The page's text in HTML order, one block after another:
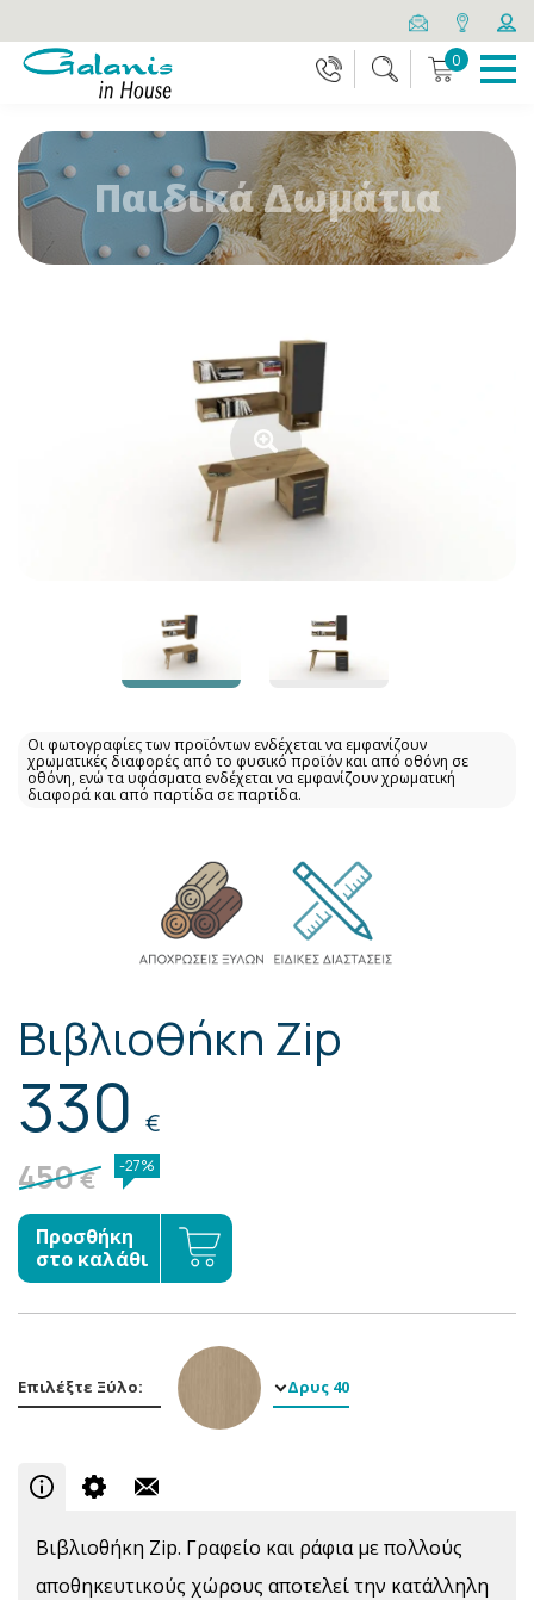
0
Παιδικά Δωμάτια
Οι φωτογραφίες των προϊόντων ενδέχεται να εμφανίζουν
χρωματικές διαφορές από το φυσικό προϊόν και από οθόνη σε
οθόνη, ενώ τα υφάσματα ενδέχεται να εμφανίζουν χρωματική
διαφορά και από παρτίδα σε παρτίδα.
Βιβλιοθήκη Zip
330 €
450€ -27%
Προσθήκη
στο καλάθι
Επιλέξτε Ξύλο: Δρυς 40
Βιβλιοθήκη Zip. Γραφείο και ράφια με πολλούς
αποθηκευτικούς χώρους αποτελεί την κατάλληλη